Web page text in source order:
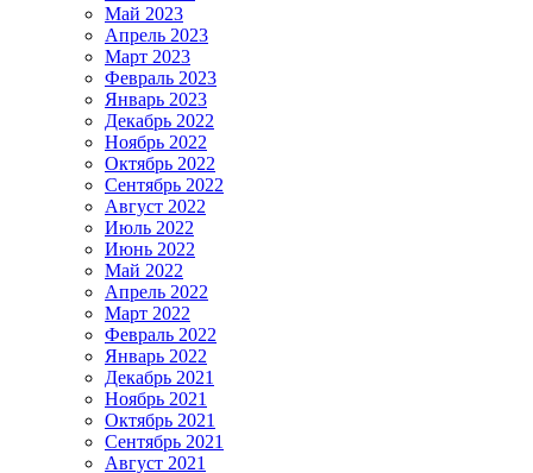
Май 2023
Апрель 2023
Март 2023
Февраль 2023
Январь 2023
Декабрь 2022
Ноябрь 2022
Октябрь 2022
Сентябрь 2022
Август 2022
Июль 2022
Июнь 2022
Май 2022
Апрель 2022
Март 2022
Февраль 2022
Январь 2022
Декабрь 2021
Ноябрь 2021
Октябрь 2021
Сентябрь 2021
Август 2021